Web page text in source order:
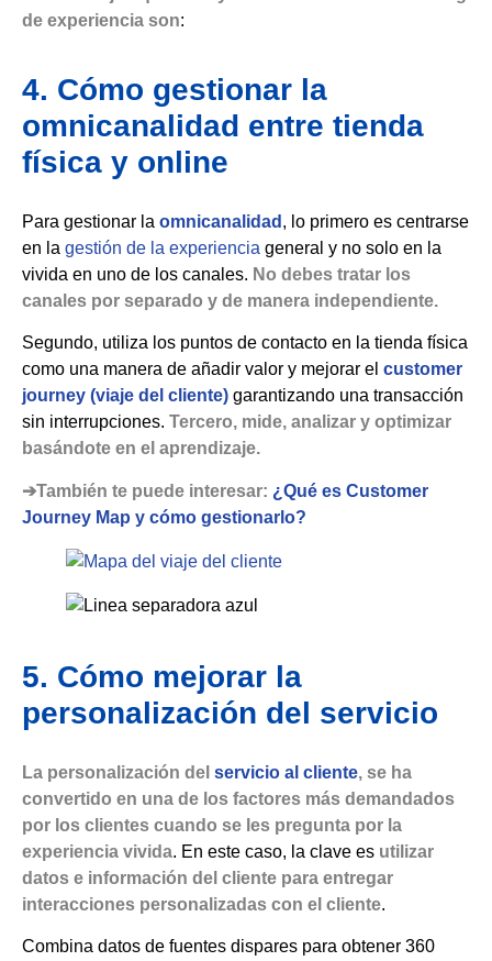
de experiencia son:
4. Cómo gestionar la
omnicanalidad entre tienda
física y online
Para gestionar la omnicanalidad , lo primero es centrarse
en la gestión de la experiencia general y no solo en la
vivida en uno de los canales. No debes tratar los
canales por separado y de manera independiente.
Segundo, utiliza los puntos de contacto en la tienda física
como una manera de añadir valor y mejorar el customer
journey (viaje del cliente) garantizando una transacción
sin interrupciones. Tercero, mide, analizar y optimizar
basándote en el aprendizaje.
➔También te puede interesar: ¿Qué es Customer
Journey Map y cómo gestionarlo?
5. Cómo mejorar la
personalización del servicio
La personalización del servicio al cliente, se ha
convertido en una de los factores más demandados
por los clientes cuando se les pregunta por la
experiencia vivida. En este caso, la clave es utilizar
datos e información del cliente para entregar
interacciones personalizadas con el cliente.
Combina datos de fuentes dispares para obtener 360